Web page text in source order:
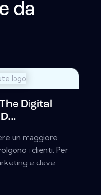
da
Digital
un maggiore
i clienti. Per
e deve